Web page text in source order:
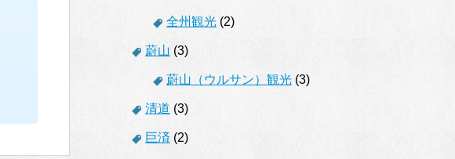
全州観光 (2)
蔚山 (3)
蔚山（ウルサン）観光 (3)
清道 (3)
巨済 (2)